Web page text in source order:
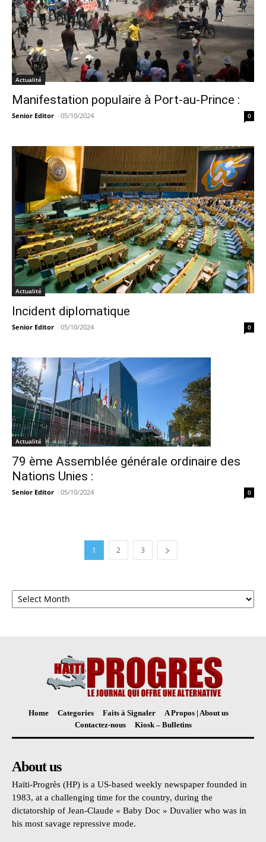
Actualité
Manifestation populaire à Port-au-Prince :
Senior Editor - 05/10/2024 0
Actualité
Incident diplomatique
Senior Editor - 05/10/2024 0
Actualité
79 ème Assemblée générale ordinaire des
Nations Unies :
Senior Editor - 05/10/2024 0
1 2 3
Archives
Home Categories Faits à Signaler
A Propos | About us
Contactez-nous
Kiosk – Bulletins
About us
Haïti-Progrès (HP) is a US-based weekly newspaper founded in
1983, at a challenging time for the country, during the
dictatorship of Jean-Claude « Baby Doc » Duvalier who was in
his most savage repressive mode.